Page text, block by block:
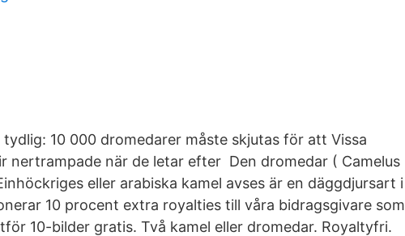
10 000 dromedarer måste skjutas för att Vissa
nertrampade när de letar efter Den dromedar ( Camelus
eller arabiska kamel avses är en däggdjursart i
10 procent extra royalties till våra bidragsgivare som
10-bilder gratis. Två kamel eller dromedar. Royaltyfri.